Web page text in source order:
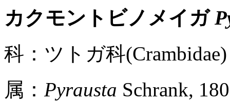
カクモントビノメイガ
科：ツトガ科
属： Pyrausta Schrank,